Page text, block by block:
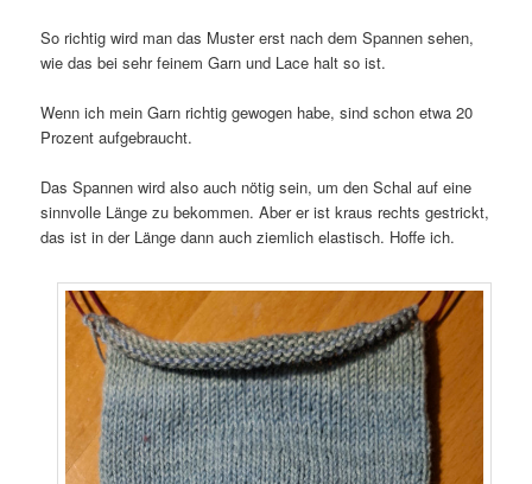
So richtig wird man das Muster erst nach dem Spannen sehen,
wie das bei sehr feinem Garn und Lace halt so ist.
Wenn ich mein Garn richtig gewogen habe, sind schon etwa 20
Prozent aufgebraucht.
Das Spannen wird also auch nötig sein, um den Schal auf eine
sinnvolle Länge zu bekommen. Aber er ist kraus rechts gestrickt,
das ist in der Länge dann auch ziemlich elastisch. Hoffe ich.